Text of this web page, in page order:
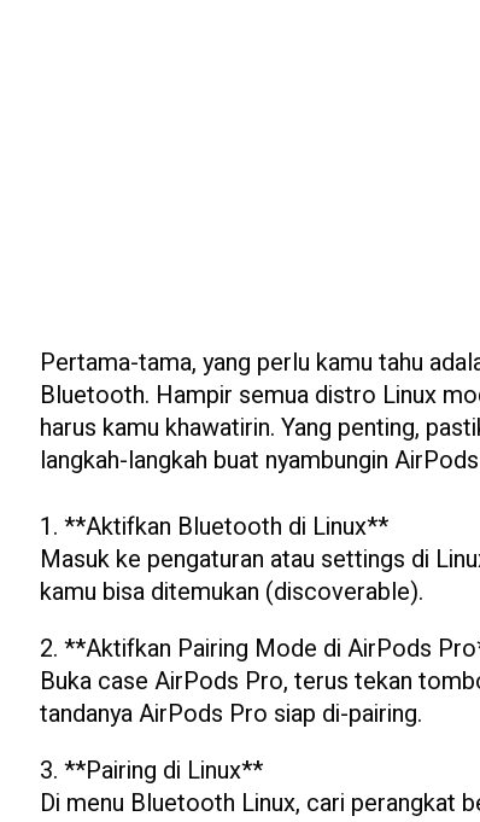
Pertama-tama, yang perlu kamu tahu
Bluetooth. Hampir semua distro Linux
harus kamu khawatirin. Yang penting,
langkah-langkah buat nyambungin
1. **Aktifkan Bluetooth di Linux**
Masuk ke pengaturan atau settings di
kamu bisa ditemukan (discoverable).
2. **Aktifkan Pairing Mode di AirPods
Buka case AirPods Pro, terus tekan
tandanya AirPods Pro siap di-pairing.
3. **Pairing di Linux**
Di menu Bluetooth Linux, cari perangkat